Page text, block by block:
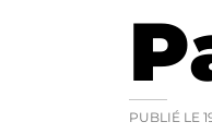
PUBLIÉ LE